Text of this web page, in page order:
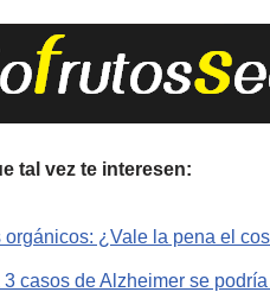
tal vez te interesen:
orgánicos: ¿Vale la pena el
3 casos de Alzheimer se